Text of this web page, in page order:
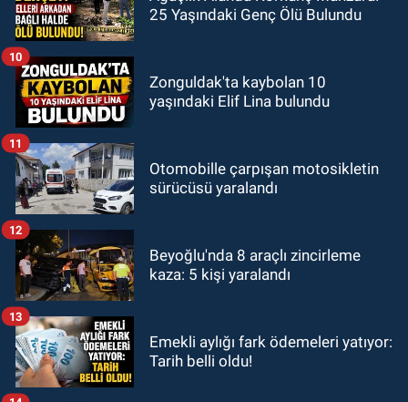
25 Yaşındaki Genç Ölü Bulundu
Zonguldak'ta kaybolan 10
yaşındaki Elif Lina bulundu
10
Otomobille çarpışan motosikletin
sürücüsü yaralandı
11
Beyoğlu'nda 8 araçlı zincirleme
kaza: 5 kişi yaralandı
12
Emekli aylığı fark ödemeleri yatıyor:
Tarih belli oldu!
13